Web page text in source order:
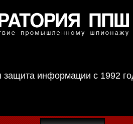
защита информации с